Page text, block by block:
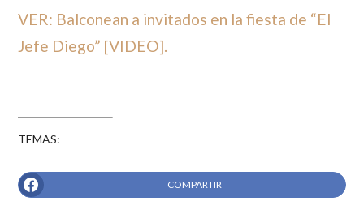
VER: Balconean a invitados en la fiesta de “El
Jefe Diego” [VIDEO].
TEMAS:
COMPARTIR